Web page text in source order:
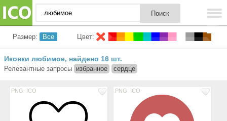
Размер: Все Цвет:
Иконки любимое, найдено 16 шт.
Релевантные запросы избранное сердце
PNG ICO PNG ICO